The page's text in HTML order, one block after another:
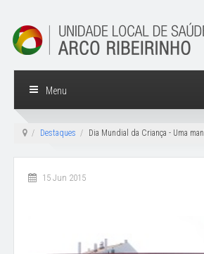
Menu
Destaques Dia Mundial da Criança - Uma
15 Jun 2015